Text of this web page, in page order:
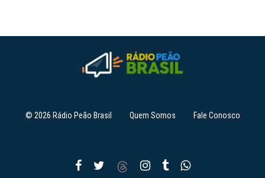
© 2026 Rádio Peão Brasil Quem Somos Fale Conosco